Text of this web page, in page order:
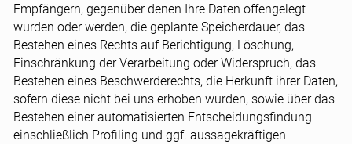
Empfängern, gegenüber denen Ihre Daten offengelegt
wurden oder werden, die geplante Speicherdauer, das
Bestehen eines Rechts auf Berichtigung, Löschung,
Einschränkung der Verarbeitung oder Widerspruch, das
Bestehen eines Beschwerderechts, die Herkunft ihrer Daten,
sofern diese nicht bei uns erhoben wurden, sowie über das
Bestehen einer automatisierten Entscheidungsfindung
einschließlich Profiling und ggf. aussagekräftigen